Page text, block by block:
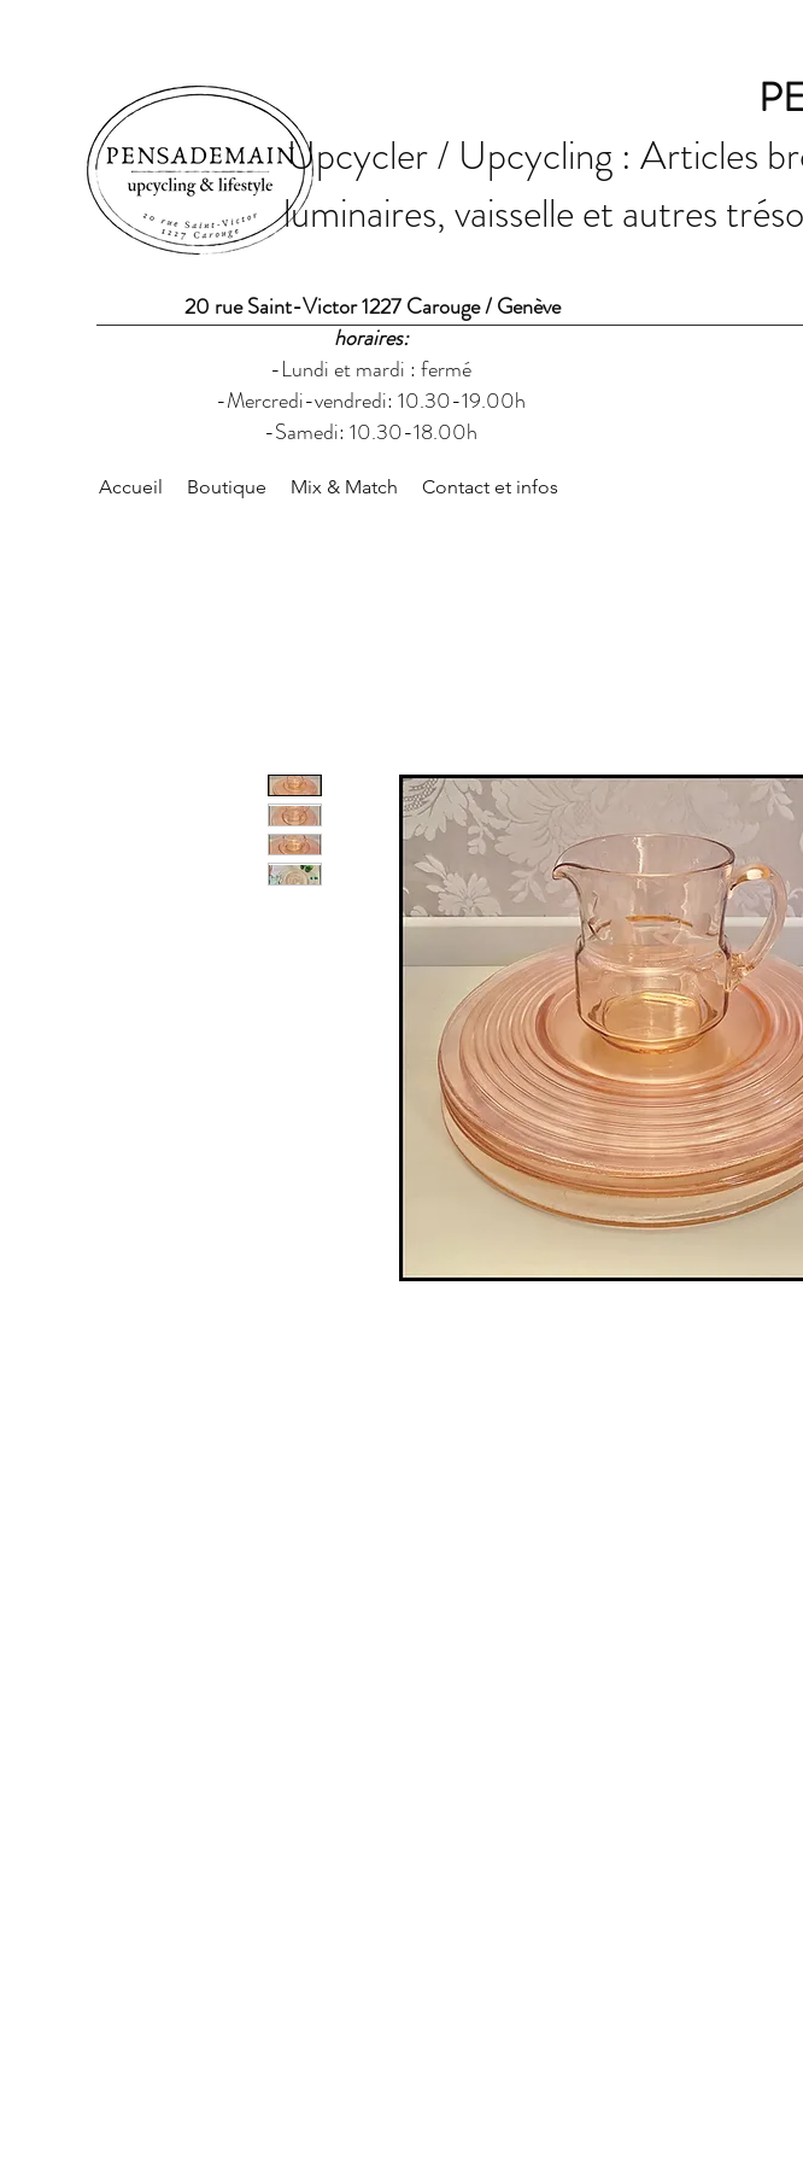
Upcycler / Upcycling : Articles
luminaires, vaisselle et autres
20 rue Saint-Victor 1227 Carouge / Genève
horaires:
-Lundi et mardi : fermé
-Mercredi-vendredi: 10.30-19.00h
-Samedi: 10.30-18.00h
Accueil Boutique Mix & Match Contact et infos